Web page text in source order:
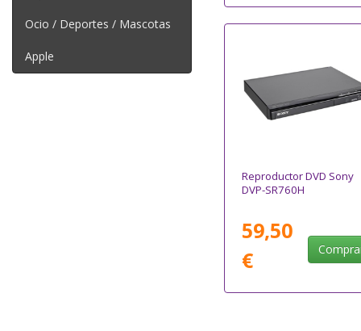
Ocio / Deportes / Mascotas
Apple
Reproductor DVD Sony
DVP-SR760H
59,50
€